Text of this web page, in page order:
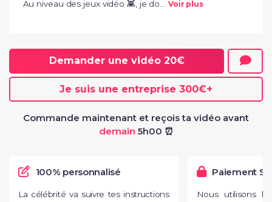
Au niveau des jeux vidéo 👾, je do... Voir plus
Demander une vidéo 20€
Je suis une entreprise 300€+
Commande maintenant et reçois ta vidéo avant
demain 5h00 ⏰
100% personnalisé
La célébrité va suivre tes instructions
Paiement
Nous utilisons le